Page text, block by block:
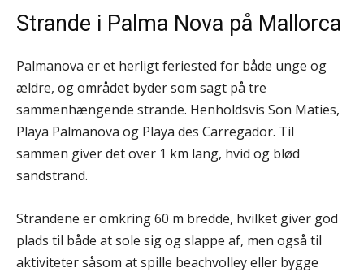
Strande i Palma Nova på Mallorca
Palmanova er et herligt feriested for både unge og
ældre, og området byder som sagt på tre
sammenhængende strande. Henholdsvis Son Maties,
Playa Palmanova og Playa des Carregador. Til
sammen giver det over 1 km lang, hvid og blød
sandstrand.
Strandene er omkring 60 m bredde, hvilket giver god
plads til både at sole sig og slappe af, men også til
aktiviteter såsom at spille beachvolley eller bygge